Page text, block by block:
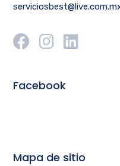
Facebook
Mapa de sitio